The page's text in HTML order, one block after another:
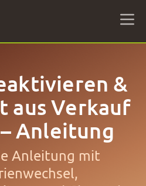
&
aus Verkauf
Anleitung
Anleitung mit